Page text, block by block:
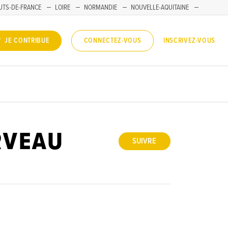
DE-FRANCE LOIRE NORMANDIE
NOUVELLE-AQUITAINE
JE CONTRIBUE CONNECTEZ-VOUS INSCRIVEZ-VOUS
SUIVRE